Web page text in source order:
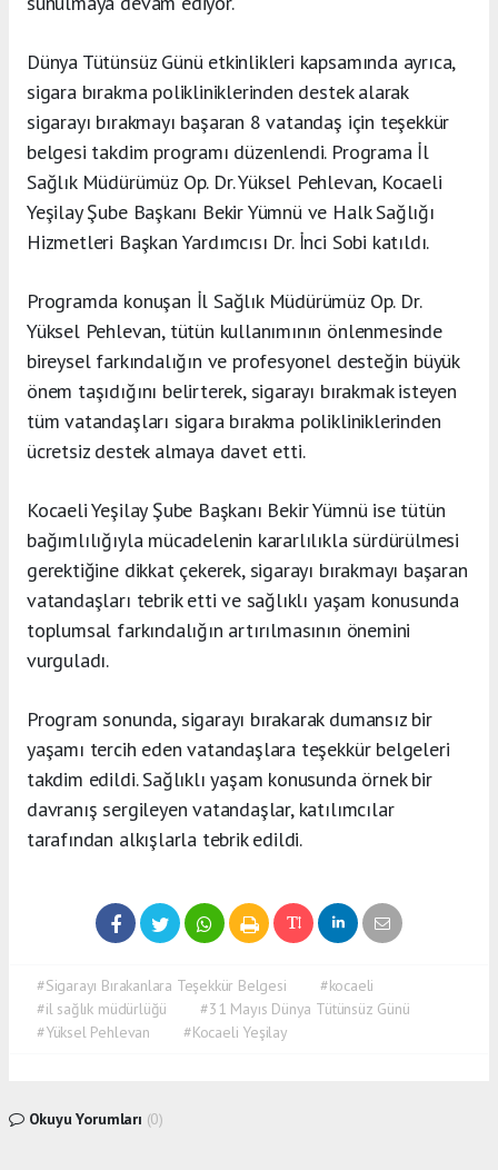
Dünya Tütünsüz Günü etkinlikleri kapsamında ayrıca,
sigara bırakma polikliniklerinden destek alarak
sigarayı bırakmayı başaran 8 vatandaş için teşekkür
belgesi takdim programı düzenlendi. Programa İl
Sağlık Müdürümüz Op. Dr. Yüksel Pehlevan, Kocaeli
Yeşilay Şube Başkanı Bekir Yümnü ve Halk Sağlığı
Hizmetleri Başkan Yardımcısı Dr. İnci Sobi katıldı.
Programda konuşan İl Sağlık Müdürümüz Op. Dr.
Yüksel Pehlevan, tütün kullanımının önlenmesinde
bireysel farkındalığın ve profesyonel desteğin büyük
önem taşıdığını belirterek, sigarayı bırakmak isteyen
tüm vatandaşları sigara bırakma polikliniklerinden
ücretsiz destek almaya davet etti.
Kocaeli Yeşilay Şube Başkanı Bekir Yümnü ise tütün
bağımlılığıyla mücadelenin kararlılıkla sürdürülmesi
gerektiğine dikkat çekerek, sigarayı bırakmayı başaran
vatandaşları tebrik etti ve sağlıklı yaşam konusunda
toplumsal farkındalığın artırılmasının önemini
vurguladı.
Program sonunda, sigarayı bırakarak dumansız bir
yaşamı tercih eden vatandaşlara teşekkür belgeleri
takdim edildi. Sağlıklı yaşam konusunda örnek bir
davranış sergileyen vatandaşlar, katılımcılar
tarafından alkışlarla tebrik edildi.
#Sigarayı Bırakanlara Teşekkür Belgesi
#kocaeli
#il sağlık müdürlüğü
#31 Mayıs Dünya Tütünsüz Günü
#Yüksel Pehlevan
#Kocaeli Yeşilay
Okuyu Yorumları (0)